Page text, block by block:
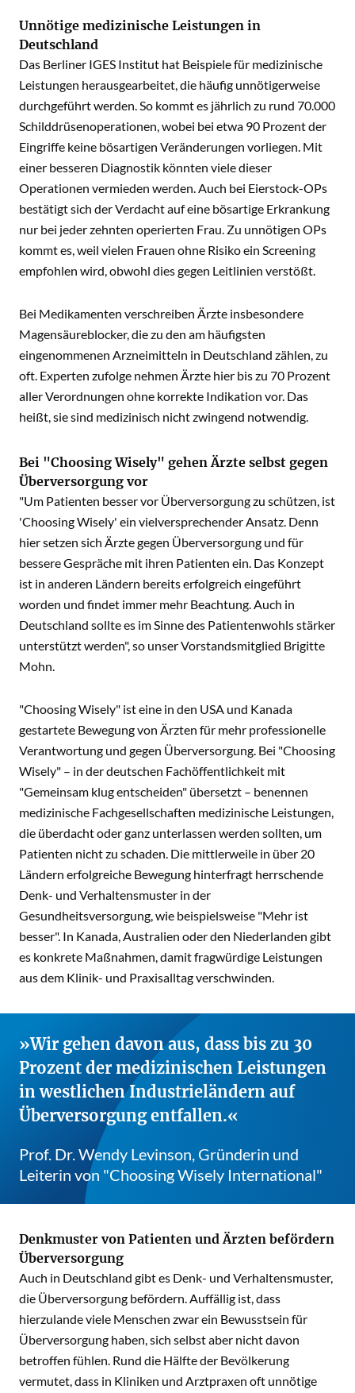
Unnötige medizinische Leistungen in
Deutschland
Das Berliner IGES Institut hat Beispiele für medizinische
Leistungen herausgearbeitet, die häufig unnötigerweise
durchgeführt werden. So kommt es jährlich zu rund 70.000
Schilddrüsenoperationen, wobei bei etwa 90 Prozent der
Eingriffe keine bösartigen Veränderungen vorliegen. Mit
einer besseren Diagnostik könnten viele dieser
Operationen vermieden werden. Auch bei Eierstock-OPs
bestätigt sich der Verdacht auf eine bösartige Erkrankung
nur bei jeder zehnten operierten Frau. Zu unnötigen OPs
kommt es, weil vielen Frauen ohne Risiko ein Screening
empfohlen wird, obwohl dies gegen Leitlinien verstößt.
Bei Medikamenten verschreiben Ärzte insbesondere
Magensäureblocker, die zu den am häufigsten
eingenommenen Arzneimitteln in Deutschland zählen, zu
oft. Experten zufolge nehmen Ärzte hier bis zu 70 Prozent
aller Verordnungen ohne korrekte Indikation vor. Das
heißt, sie sind medizinisch nicht zwingend notwendig.
Bei "Choosing Wisely" gehen Ärzte selbst gegen
Überversorgung vor
"Um Patienten besser vor Überversorgung zu schützen, ist
'Choosing Wisely' ein vielversprechender Ansatz. Denn
hier setzen sich Ärzte gegen Überversorgung und für
bessere Gespräche mit ihren Patienten ein. Das Konzept
ist in anderen Ländern bereits erfolgreich eingeführt
worden und findet immer mehr Beachtung. Auch in
Deutschland sollte es im Sinne des Patientenwohls stärker
unterstützt werden", so unser Vorstandsmitglied Brigitte
Mohn.
"Choosing Wisely" ist eine in den USA und Kanada
gestartete Bewegung von Ärzten für mehr professionelle
Verantwortung und gegen Überversorgung. Bei "Choosing
Wisely" – in der deutschen Fachöffentlichkeit mit
"Gemeinsam klug entscheiden" übersetzt – benennen
medizinische Fachgesellschaften medizinische Leistungen,
die überdacht oder ganz unterlassen werden sollten, um
Patienten nicht zu schaden. Die mittlerweile in über 20
Ländern erfolgreiche Bewegung hinterfragt herrschende
Denk- und Verhaltensmuster in der
Gesundheitsversorgung, wie beispielsweise "Mehr ist
besser". In Kanada, Australien oder den Niederlanden gibt
es konkrete Maßnahmen, damit fragwürdige Leistungen
aus dem Klinik- und Praxisalltag verschwinden.
Wir gehen davon aus, dass bis zu 30
Prozent der medizinischen Leistungen
in westlichen Industrieländern auf
Überversorgung entfallen.
Prof. Dr. Wendy Levinson, Gründerin und
Leiterin von "Choosing Wisely International"
Denkmuster von Patienten und Ärzten befördern
Überversorgung
Auch in Deutschland gibt es Denk- und Verhaltensmuster,
die Überversorgung befördern. Auffällig ist, dass
hierzulande viele Menschen zwar ein Bewusstsein für
Überversorgung haben, sich selbst aber nicht davon
betroffen fühlen. Rund die Hälfte der Bevölkerung
vermutet, dass in Kliniken und Arztpraxen oft unnötige